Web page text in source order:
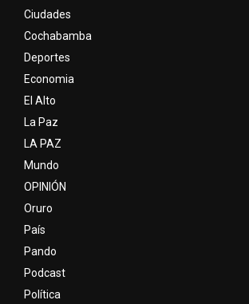
Ciudades
Cochabamba
Deportes
Economia
El Alto
La Paz
LA PAZ
Mundo
OPINIÓN
Oruro
País
Pando
Podcast
Política